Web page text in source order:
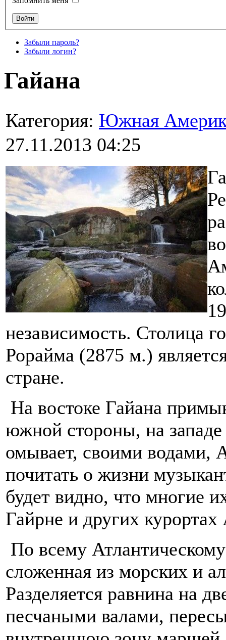
Забыли пароль?
Забыли логин?
Гайана
Категория: Южная
27.11.2013 04:25
независимость. Столица
Рорайма (2875 м.)
стране.
На востоке Гайана
южной стороны, на западе
омывает, своими водами,
почитать о жизни
будет видно, что многие
Гайрне и других
По всему
сложенная из морских и
Разделяется равнина на
песчаными валами,